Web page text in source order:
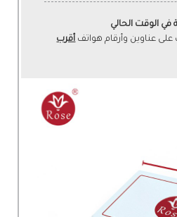
في الوقت الحالي
عناوين وأرقام هواتفأقرب